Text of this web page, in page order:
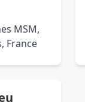
MSM,
France